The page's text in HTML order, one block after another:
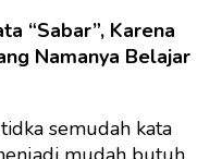
“Sabar”, Karena
Namanya Belajar
semudah kata